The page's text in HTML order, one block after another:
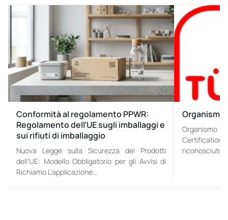
Conformità al regolamento PPWR:
Regolamento dell’UE sugli imballaggi e
sui rifiuti di imballaggio
Nuova Legge sulla Sicurezza dei Prodotti
dell’UE: Modello Obbligatorio per gli Avvisi di
Richiamo L’applicazione…
Organismo
Organismo
riconosciuto